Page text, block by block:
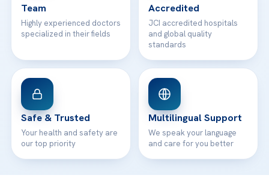
Team
Highly experienced doctors
specialized in their fields
Accredited
JCI accredited hospitals
and global quality
standards
Safe & Trusted
Your health and safety are
our top priority
Multilingual Support
We speak your language
and care for you better